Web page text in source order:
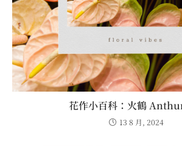
花作小百科：火鶴
13 8 月, 2024